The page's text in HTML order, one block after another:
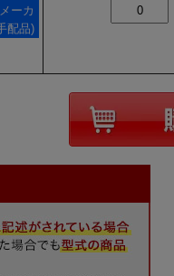
ーカ
配品)